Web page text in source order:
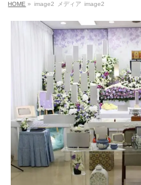
HOME » image2 メディア image2